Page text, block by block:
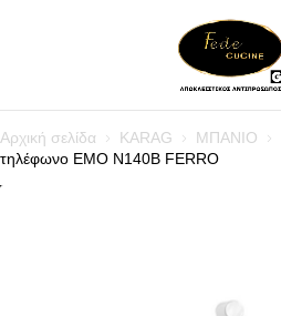
Αρχική σελίδα KARAG ΜΠΑΝΙΟ
τηλέφωνο EMO N140B FERRO